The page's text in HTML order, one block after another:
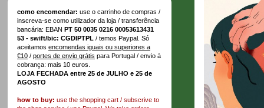
como encomendar: use o carrinho de compras /
inscreva-se como utilizador da loja / transferência
bancária: EBAN PT 50 0035 0216 00053613431
53 - swift/bic: CGDIPTPL / temos Paypal. Só
aceitamos encomendas iguais ou superiores a
€10 / portes de envio grátis para Portugal / envio à
cobrança: mais 10 euros.
LOJA FECHADA entre 25 de JULHO e 25 de
AGOSTO
how to buy: use the shopping cart / subscrive to